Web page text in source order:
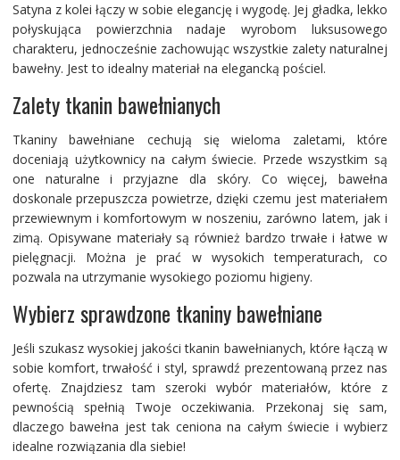
Satyna z kolei łączy w sobie elegancję i wygodę. Jej gładka, lekko
połyskująca powierzchnia nadaje wyrobom luksusowego
charakteru, jednocześnie zachowując wszystkie zalety naturalnej
bawełny. Jest to idealny materiał na elegancką pościel.
Zalety tkanin bawełnianych
Tkaniny bawełniane cechują się wieloma zaletami, które
doceniają użytkownicy na całym świecie. Przede wszystkim są
one naturalne i przyjazne dla skóry. Co więcej, bawełna
doskonale przepuszcza powietrze, dzięki czemu jest materiałem
przewiewnym i komfortowym w noszeniu, zarówno latem, jak i
zimą. Opisywane materiały są również bardzo trwałe i łatwe w
pielęgnacji. Można je prać w wysokich temperaturach, co
pozwala na utrzymanie wysokiego poziomu higieny.
Wybierz sprawdzone tkaniny bawełniane
Jeśli szukasz wysokiej jakości tkanin bawełnianych, które łączą w
sobie komfort, trwałość i styl, sprawdź prezentowaną przez nas
ofertę. Znajdziesz tam szeroki wybór materiałów, które z
pewnością spełnią Twoje oczekiwania. Przekonaj się sam,
dlaczego bawełna jest tak ceniona na całym świecie i wybierz
idealne rozwiązania dla siebie!